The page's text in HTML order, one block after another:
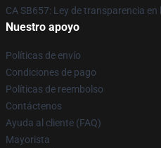
CA SB657: Ley de transparencia
Nuestro apoyo
Políticas de envío
Condiciones de pago
Políticas de reembolso
Contáctenos
Ayuda al cliente (FAQ)
Mayorista